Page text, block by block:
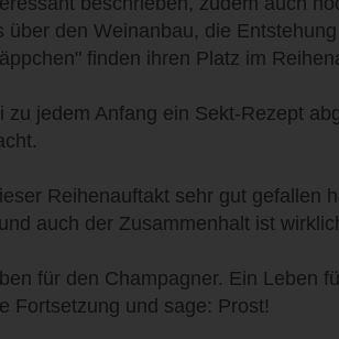
den Weinanbau, die
finden ihren Platz im
jedem Anfang ein Sekt-Rezept
Reihenauftakt sehr gut gefallen
auch der Zusammenhalt ist
für den Champagner. Ein Leben
Fortsetzung und sage: Prost!